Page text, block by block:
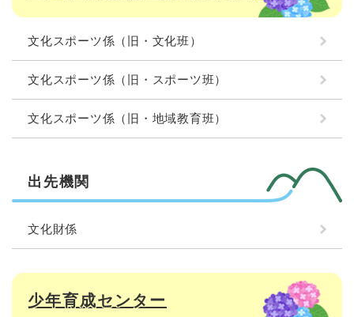
文化スポーツ係（旧・文化班）
文化スポーツ係（旧・スポーツ班）
文化スポーツ係（旧・地域教育班）
出先機関
文化財係
少年育成センター